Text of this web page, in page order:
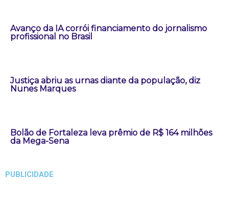
Avanço da IA corrói financiamento do jornalismo
profissional no Brasil
Justiça abriu as urnas diante da população, diz
Nunes Marques
Bolão de Fortaleza leva prêmio de R$ 164 milhões
da Mega-Sena
PUBLICIDADE